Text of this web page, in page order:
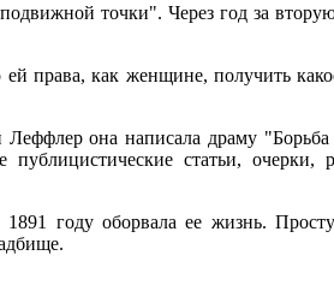
точки". Через год за
права, как женщине, получить
она написала драму "Борьба
статьи, очерки,
году оборвала ее жизнь.